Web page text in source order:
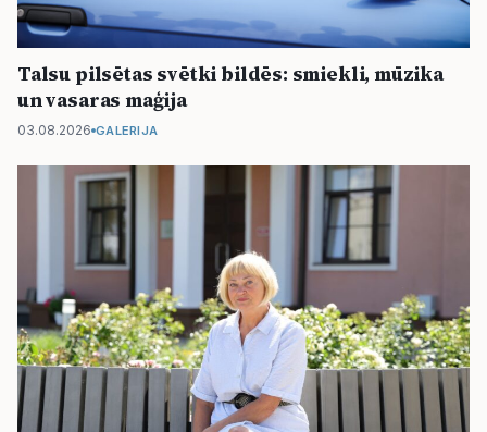
Talsu pilsētas svētki bildēs: smiekli, mūzika
un vasaras maģija
03.08.2026 GALERIJA